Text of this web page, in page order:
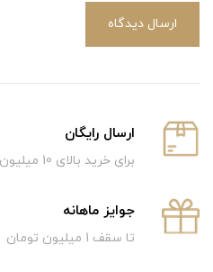
ارسال دیدگاه
ارسال رایگان
برای خرید بالای 10 میلیون تومان
جوایز ماهانه
تا سقف 1 میلیون تومان